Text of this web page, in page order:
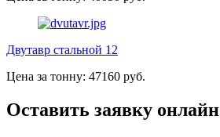
Двутавр стальной 12
Цена за тонну: 47160 руб.
Оставить заявку онлайн